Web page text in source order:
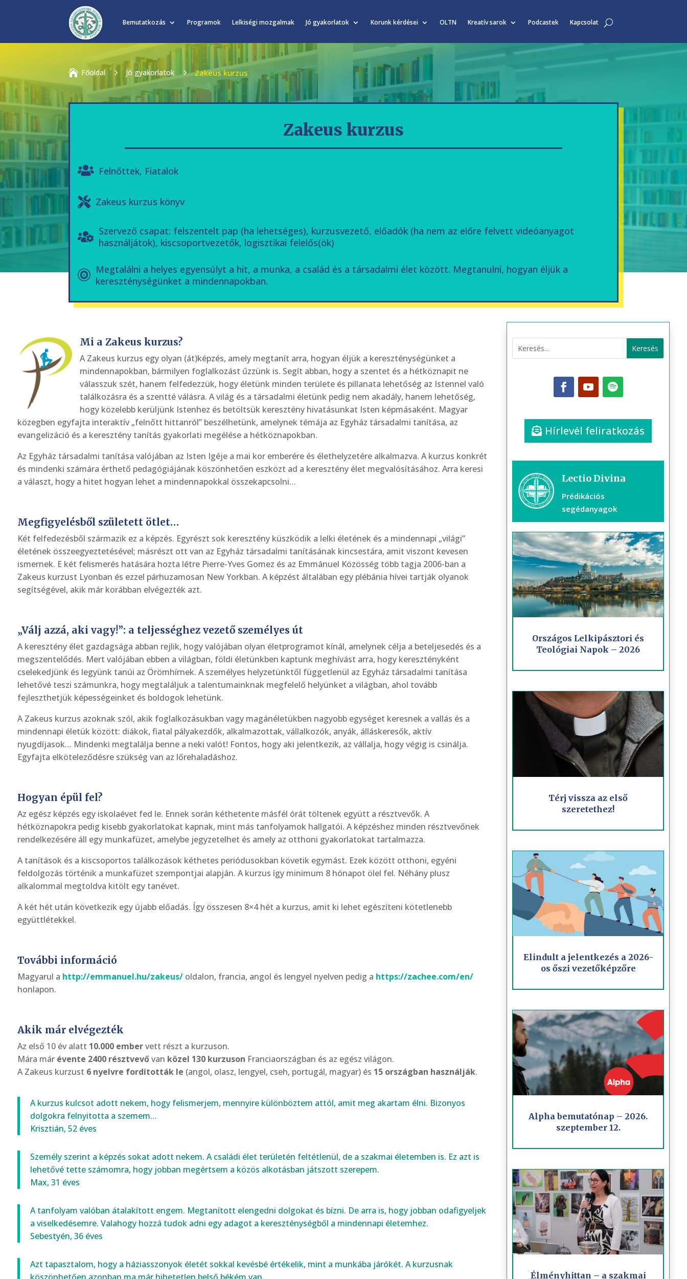
Bemutatkozás Programok Lelkiségi mozgalmak Jó gyakorlatok Korunk kérdései OLTN Kreatív sarok Podcastek Kapcsolat
 Főoldal 5 Jó gyakorlatok 5 Zakeus kurzus
Zakeus kurzus
Felnőttek, Fiatalok
Zakeus kurzus könyv
Szervező csapat: felszentelt pap (ha lehetséges), kurzusvezető, előadók (ha nem az előre felvett videóanyagot
használjátok), kiscsoportvezetők, logisztikai felelős(ök)
Megtalálni a helyes egyensúlyt a hit, a munka, a család és a társadalmi élet között. Megtanulni, hogyan éljük a
kereszténységünket a mindennapokban.
Mi a Zakeus kurzus?
A Zakeus kurzus egy olyan (át)képzés, amely megtanít arra, hogyan éljük a kereszténységünket a
mindennapokban, bármilyen foglalkozást űzzünk is. Segít abban, hogy a szentet és a hétköznapit ne
válasszuk szét, hanem felfedezzük, hogy életünk minden területe és pillanata lehetőség az Istennel való
találkozásra és a szentté válásra. A világ és a társadalmi életünk pedig nem akadály, hanem lehetőség,
hogy közelebb kerüljünk Istenhez és betöltsük keresztény hivatásunkat Isten képmásaként. Magyar
közegben egyfajta interaktív „felnőtt hittanról” beszélhetünk, amelynek témája az Egyház társadalmi tanítása, az
evangelizáció és a keresztény tanítás gyakorlati megélése a hétköznapokban.
Az Egyház társadalmi tanítása valójában az Isten Igéje a mai kor emberére és élethelyzetére alkalmazva. A kurzus konkrét
és mindenki számára érthető pedagógiájának köszönhetően eszközt ad a keresztény élet megvalósításához. Arra keresi
a választ, hogy a hitet hogyan lehet a mindennapokkal összekapcsolni…
Megfigyelésből született ötlet…
Két felfedezésből származik ez a képzés. Egyrészt sok keresztény küszködik a lelki életének és a mindennapi „világi”
életének összeegyeztetésével; másrészt ott van az Egyház társadalmi tanításának kincsestára, amit viszont kevesen
ismernek. E két felismerés hatására hozta létre Pierre-Yves Gomez és az Emmánuel Közösség több tagja 2006-ban a
Zakeus kurzust Lyonban és ezzel párhuzamosan New Yorkban. A képzést általában egy plébánia hívei tartják olyanok
segítségével, akik már korábban elvégezték azt.
„Válj azzá, aki vagy!”: a teljességhez vezető személyes út
A keresztény élet gazdagsága abban rejlik, hogy valójában olyan életprogramot kínál, amelynek célja a beteljesedés és a
megszentelődés. Mert valójában ebben a világban, földi életünkben kaptunk meghívást arra, hogy keresztényként
cselekedjünk és legyünk tanúi az Örömhírnek. A személyes helyzetünktől függetlenül az Egyház társadalmi tanítása
lehetővé teszi számunkra, hogy megtaláljuk a talentumainknak megfelelő helyünket a világban, ahol tovább
fejleszthetjük képességeinket és boldogok lehetünk.
A Zakeus kurzus azoknak szól, akik foglalkozásukban vagy magánéletükben nagyobb egységet keresnek a vallás és a
mindennapi életük között: diákok, fiatal pályakezdők, alkalmazottak, vállalkozók, anyák, álláskeresők, aktív
nyugdíjasok… Mindenki megtalálja benne a neki valót! Fontos, hogy aki jelentkezik, az vállalja, hogy végig is csinálja.
Egyfajta elköteleződésre szükség van az lőrehaladáshoz.
Hogyan épül fel?
Az egész képzés egy iskolaévet fed le. Ennek során kéthetente másfél órát töltenek együtt a résztvevők. A
hétköznapokra pedig kisebb gyakorlatokat kapnak, mint más tanfolyamok hallgatói. A képzéshez minden résztvevőnek
rendelkezésére áll egy munkafüzet, amelybe jegyzetelhet és amely az otthoni gyakorlatokat tartalmazza.
A tanítások és a kiscsoportos találkozások kéthetes periódusokban követik egymást. Ezek között otthoni, egyéni
feldolgozás történik a munkafüzet szempontjai alapján. A kurzus így minimum 8 hónapot ölel fel. Néhány plusz
alkalommal megtoldva kitölt egy tanévet.
A két hét után következik egy újabb előadás. Így összesen 8×4 hét a kurzus, amit ki lehet egészíteni kötetlenebb
együttlétekkel.
További információ
Magyarul a http://emmanuel.hu/zakeus/oldalon, francia, angol és lengyel nyelven pedig a https://zachee.com/en/
honlapon.
Akik már elvégezték
Az első 10 év alatt 10.000 embervett részt a kurzuson.
Mára már évente 2400 résztvevővan közel 130 kurzuson Franciaországban és az egész világon.
A Zakeus kurzust 6 nyelvre fordították le (angol, olasz, lengyel, cseh, portugál, magyar) és 15 országban használják.
A kurzus kulcsot adott nekem, hogy felismerjem, mennyire különböztem attól, amit meg akartam élni. Bizonyos
dolgokra felnyitotta a szemem…
Krisztián, 52 éves
Személy szerint a képzés sokat adott nekem. A családi élet területén feltétlenül, de a szakmai életemben is. Ez azt is
lehetővé tette számomra, hogy jobban megértsem a közös alkotásban játszott szerepem.
Max, 31 éves
A tanfolyam valóban átalakított engem. Megtanított elengedni dolgokat és bízni. De arra is, hogy jobban odafigyeljek
a viselkedésemre. Valahogy hozzá tudok adni egy adagot a kereszténységből a mindennapi életemhez.
Sebestyén, 36 éves
Azt tapasztalom, hogy a háziasszonyok életét sokkal kevésbé értékelik, mint a munkába járókét. A kurzusnak
Hírlevél feliratkozás
Lectio Divina
Prédikációs
segédanyagok
Országos Lelkipásztori és
Teológiai Napok – 2026
Térj vissza az első
szeretethez!
Elindult a jelentkezés a 2026-
os őszi vezetőképzőre
Alpha bemutatónap – 2026.
szeptember 12.
Élményhittan – a szakmai